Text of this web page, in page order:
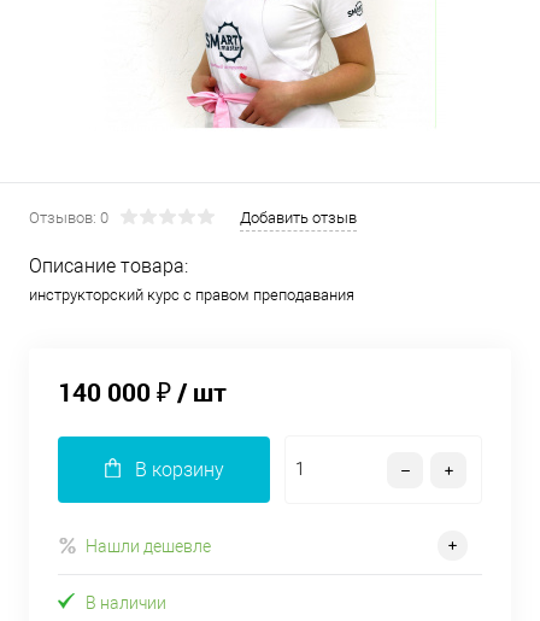
Отзывов: 0 Добавить отзыв
Описание товара:
инструкторский курс с правом преподавания
140 000 ₽/ шт
В корзину
Нашли дешевле
В наличии